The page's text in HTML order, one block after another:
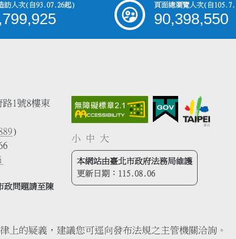
訪人次(自93.07.26起) 頁面總瀏覽人次(自
90,398,550
路1號8樓東
)
政問題請至陳
小 中 大
本網站由臺北市政府法務局維護
更新日期： 115.08.06
上的疑義，建議您可逕向發布法規之主管機關洽詢。